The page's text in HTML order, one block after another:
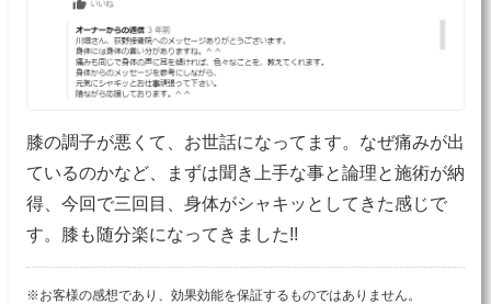
膝の調子が悪くて、お世話になってます。なぜ痛みが出
ているのかなど、まずは聞き上手な事と論理と施術が納
得、今回で三回目、身体がシャキッとしてきた感じで
す。膝も随分楽になってきました!!
※お客様の感想であり、効果効能を保証するものではありません。